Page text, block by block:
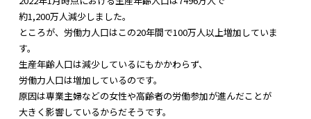
約1,200万人減少しました。
ところが、 労働力人口はこの20年間で100万人以上増加していま
す。
生産年齢人口は減少しているにもかかわらず、
労働力人口は増加しているのです。
原因は専業主婦などの女性や高齢者の労働参加が進んだことが
大きく影響しているからだそうです。